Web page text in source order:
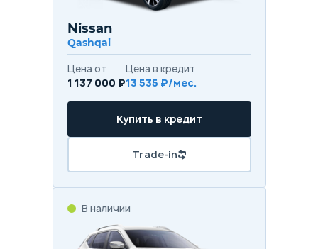
Nissan
Qashqai
Цена от
1 137 000 ₽
Цена в кредит
13 535 ₽/мес.
Купить в кредит
Trade-in
В наличии